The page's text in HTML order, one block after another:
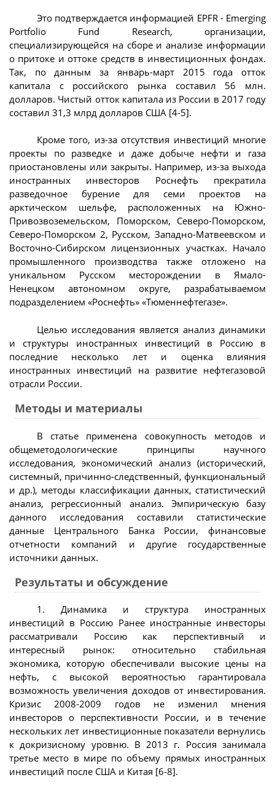
Это подтверждается информацией EPFR - Emerging
Portfolio Fund Research, организации,
специализирующейся на сборе и анализе информации
о притоке и оттоке средств в инвестиционных фондах.
Так, по данным за январь-март 2015 года отток
капитала с российского рынка составил 56 млн.
долларов. Чистый отток капитала из России в 2017 году
составил 31,3 млрд долларов США [4-5].
Кроме того, из-за отсутствия инвестиций многие
проекты по разведке и даже добыче нефти и газа
приостановлены или закрыты. Например, из-за выхода
иностранных инвесторов Роснефть прекратила
разведочное бурение для семи проектов на
арктическом шельфе, расположенных на Южно-
Привозвоземельском, Поморском, Северо-Поморском,
Северо-Поморском 2, Русском, Западно-Матвеевском и
Восточно-Сибирском лицензионных участках. Начало
промышленного производства также отложено на
уникальном Русском месторождении в Ямало-
Ненецком автономном округе, разрабатываемом
подразделением «Роснефть» «Тюменнефтегазе».
Целью исследования является анализ динамики
и структуры иностранных инвестиций в Россию в
последние несколько лет и оценка влияния
иностранных инвестиций на развитие нефтегазовой
отрасли России.
Методы и материалы
В статье применена совокупность методов и
общеметодологические принципы научного
исследования, экономический анализ (исторический,
системный, причинно-следственный, функциональный
и др.), методы классификации данных, статистический
анализ, регрессионный анализ. Эмпирическую базу
данного исследования составили статистические
данные Центрального Банка России, финансовые
отчетности компаний и другие государственные
источники данных.
Результаты и обсуждение
1. Динамика и структура иностранных
инвестиций в Россию Ранее иностранные инвесторы
рассматривали Россию как перспективный и
интересный рынок: относительно стабильная
экономика, которую обеспечивали высокие цены на
нефть, с высокой вероятностью гарантировала
возможность увеличения доходов от инвестирования.
Кризис 2008-2009 годов не изменил мнения
инвесторов о перспективности России, и в течение
нескольких лет инвестиционные показатели вернулись
к докризисному уровню. В 2013 г. Россия занимала
третье место в мире по объему прямых иностранных
инвестиций после США и Китая [6-8].